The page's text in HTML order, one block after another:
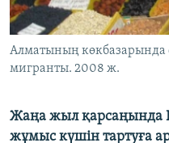
Басқа тілдерде
Алматының көкбазарында
мигранты. 2008 ж.
Жаңа жыл қарсаңында
жұмыс күшін тартуға